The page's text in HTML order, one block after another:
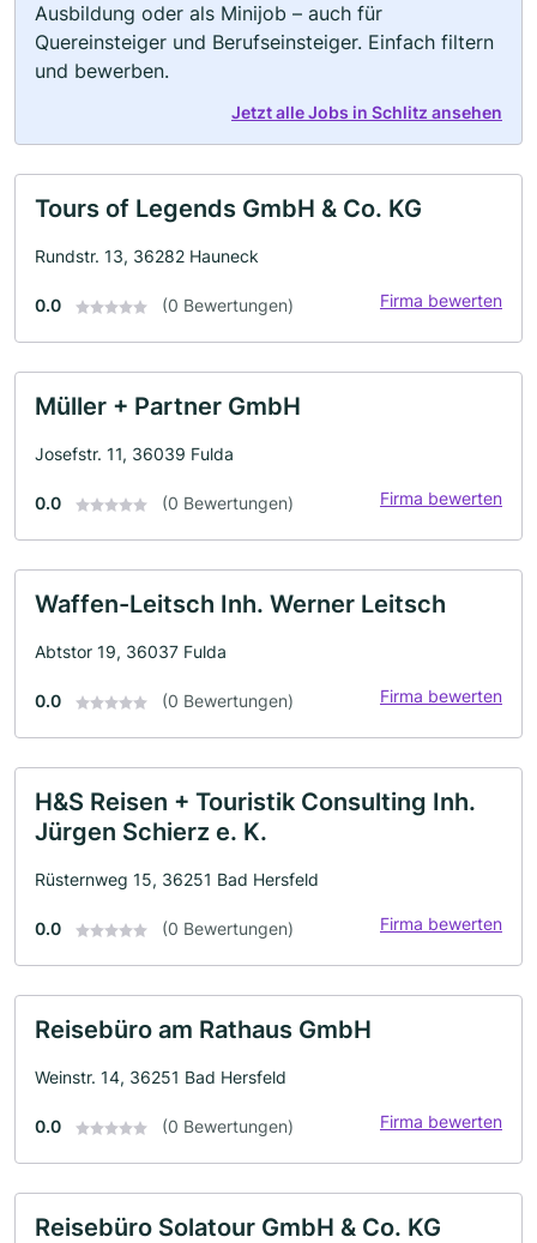
Ausbildung oder als Minijob – auch für
Quereinsteiger und Berufseinsteiger. Einfach filtern
und bewerben.
Jetzt alle Jobs in Schlitz ansehen
Tours of Legends GmbH & Co. KG
Rundstr. 13, 36282 Hauneck
0.0 (0 Bewertungen) Firma bewerten
Müller + Partner GmbH
Josefstr. 11, 36039 Fulda
0.0 (0 Bewertungen) Firma bewerten
Waffen-Leitsch Inh. Werner Leitsch
Abtstor 19, 36037 Fulda
0.0 (0 Bewertungen) Firma bewerten
H&S Reisen + Touristik Consulting Inh.
Jürgen Schierz e. K.
Rüsternweg 15, 36251 Bad Hersfeld
0.0 (0 Bewertungen) Firma bewerten
Reisebüro am Rathaus GmbH
Weinstr. 14, 36251 Bad Hersfeld
0.0 (0 Bewertungen) Firma bewerten
Reisebüro Solatour GmbH & Co. KG